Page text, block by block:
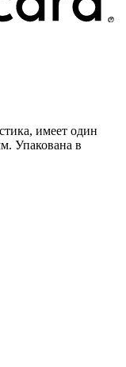
имеет один
Упакована в